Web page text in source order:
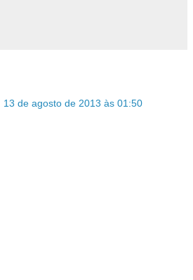
13 de agosto de 2013 às 01:50